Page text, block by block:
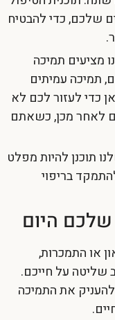
שלכם, כדי להבטיח
מציעים תמיכה
תמיכה עמיתים
כדי לעזור לכם לא
לאחר מכן, כשאתם
תוכנן להיות מפלט
בריפוי
היום
או התמכרות,
שליטה על חייכם.
להעניק את התמיכה